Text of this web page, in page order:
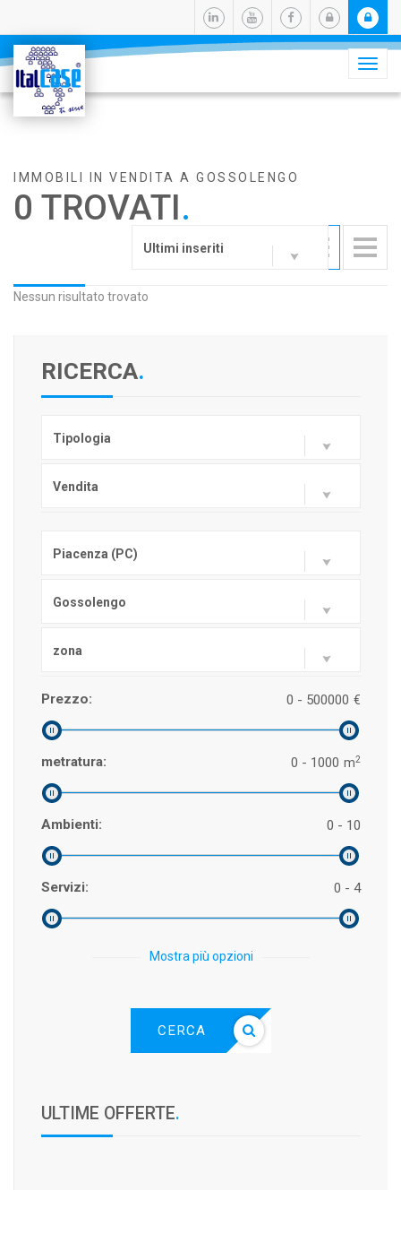
IMMOBILI IN VENDITA A GOSSOLENGO
0 TROVATI.
Ultimi inseriti
Nessun risultato trovato
RICERCA.
Tipologia
Vendita
Piacenza (PC)
Gossolengo
zona
Prezzo: €
0 - 500000
metratura: m2
0 - 1000
Ambienti: 0 - 10
Servizi: 0 - 4
Mostra più opzioni
CERCA
ULTIME OFFERTE.